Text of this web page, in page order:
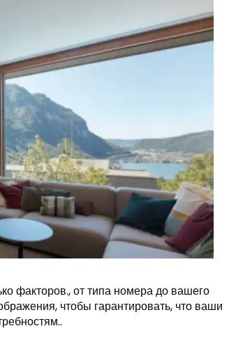
факторов., от типа номера до вашего
чтобы гарантировать, что ваши